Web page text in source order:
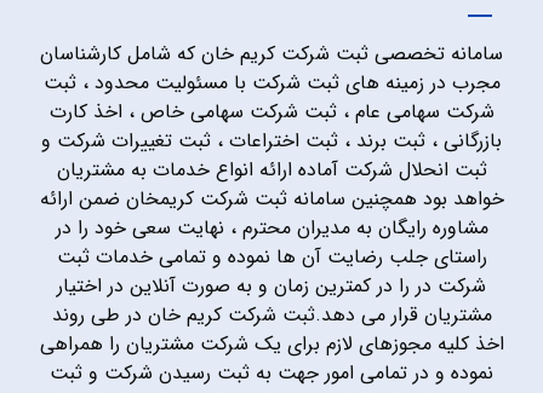
سامانه تخصصی ثبت شرکت کریم خان که شامل کارشناسان
مجرب در زمینه های ثبت شرکت با مسئولیت محدود ، ثبت
شرکت سهامی عام ، ثبت شرکت سهامی خاص ، اخذ کارت
بازرگانی ، ثبت برند ، ثبت اختراعات ، ثبت تغییرات شرکت و
ثبت انحلال شرکت آماده ارائه انواع خدمات به مشتریان
خواهد بود همچنین سامانه ثبت شرکت کریمخان ضمن ارائه
مشاوره رایگان به مدیران محترم ، نهایت سعی خود را در
راستای جلب رضایت آن ها نموده و تمامی خدمات ثبت
شرکت در را در کمترین زمان و به صورت آنلاین در اختیار
مشتریان قرار می دهد.ثبت شرکت کریم خان در طی روند
اخذ کلیه مجوزهای لازم برای یک شرکت مشتریان را همراهی
نموده و در تمامی امور جهت به ثبت رسیدن شرکت و ثبت